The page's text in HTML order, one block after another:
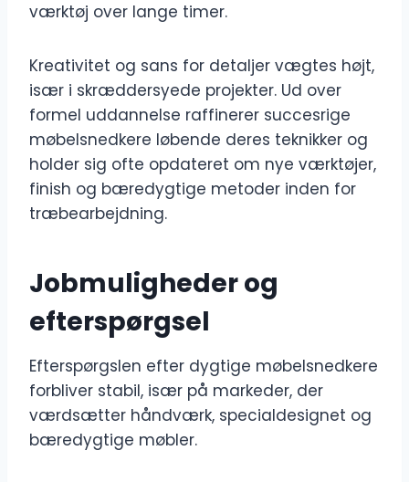
værktøj over lange timer.
Kreativitet og sans for detaljer vægtes højt,
især i skræddersyede projekter. Ud over
formel uddannelse raffinerer succesrige
møbelsnedkere løbende deres teknikker og
holder sig ofte opdateret om nye værktøjer,
finish og bæredygtige metoder inden for
træbearbejdning.
Jobmuligheder og
efterspørgsel
Efterspørgslen efter dygtige møbelsnedkere
forbliver stabil, især på markeder, der
værdsætter håndværk, specialdesignet og
bæredygtige møbler.